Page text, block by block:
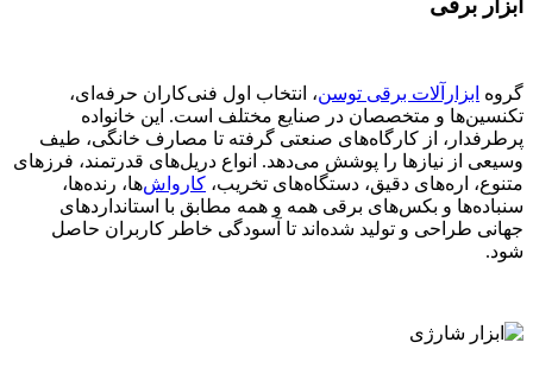
ابزار برقی
گروه ابزارآلات برقی توسن، انتخاب اول فنی‌کاران حرفه‌ای،
تکنسین‌ها و متخصصان در صنایع مختلف است. این خانواده
پرطرفدار، از کارگاه‌های صنعتی گرفته تا مصارف خانگی، طیف
وسیعی از نیازها را پوشش می‌دهد. انواع دریل‌های قدرتمند، فرزهای
متنوع، اره‌های دقیق، دستگاه‌های تخریب، کارواش‌ها، رنده‌ها،
سنباده‌ها و بکس‌های برقی همه و همه مطابق با استانداردهای
جهانی طراحی و تولید شده‌اند تا آسودگی خاطر کاربران حاصل
شود.